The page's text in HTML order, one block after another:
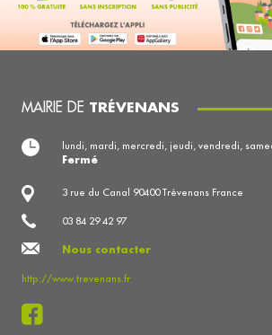
MAIRIE DE TRÉVENANS
3 rue du Canal 90400 Trévenans France
03 84 29 42 97
Nous contacter
http://www.trevenans.fr
lundi, mardi, mercredi, jeudi, vendredi,
Fermé